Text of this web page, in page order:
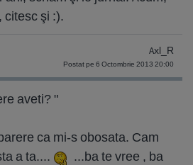
citesc şi :).
Axl_R
Postat pe 6 Octombrie 2013 20:00
aveti? "
ca mi-s obosata. Cam
a ta....
...ba te vree , ba